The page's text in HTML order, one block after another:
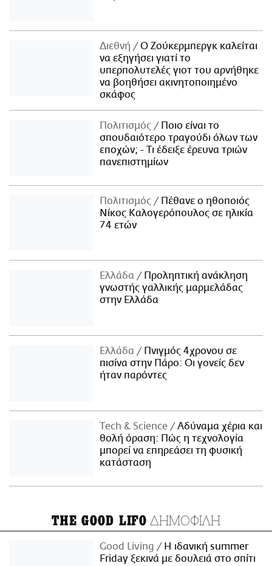
Διεθνή
Ο Ζούκερμπεργκ καλείται
να εξηγήσει γιατί το
υπερπολυτελές γιοτ του αρνήθηκε
να βοηθήσει ακινητοποιημένο
σκάφος
Πολιτισμός
Ποιο είναι το
σπουδαιότερο τραγούδι όλων των
εποχών; - Τι έδειξε έρευνα τριών
πανεπιστημίων
Πολιτισμός
Πέθανε ο ηθοποιός
Νίκος Καλογερόπουλος σε ηλικία
74 ετών
Ελλάδα
Προληπτική ανάκληση
γνωστής γαλλικής μαρμελάδας
στην Ελλάδα
Ελλάδα
Πνιγμός 4χρονου σε
πισίνα στην Πάρο: Οι γονείς δεν
ήταν παρόντες
Τech & Science
Αδύναμα χέρια και
θολή όραση: Πώς η τεχνολογία
μπορεί να επηρεάσει τη φυσική
κατάσταση
THE GOOD LIFO ΔΗΜΟΦΙΛΗ
Good Living
Η ιδανική summer
Friday ξεκινά με δουλειά στο σπίτι